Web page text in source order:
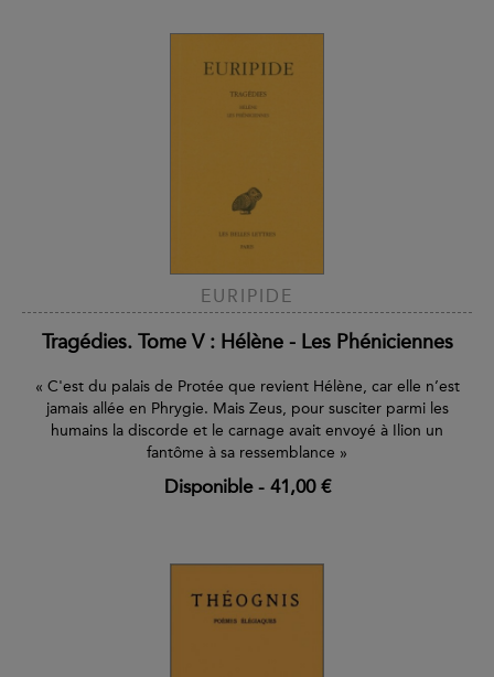
EURIPIDE
Tragédies. Tome V : Hélène - Les Phéniciennes
« C'est du palais de Protée que revient Hélène, car elle n’est
jamais allée en Phrygie. Mais Zeus, pour susciter parmi les
humains la discorde et le carnage avait envoyé à Ilion un
fantôme à sa ressemblance »
Disponible- 41,00 €